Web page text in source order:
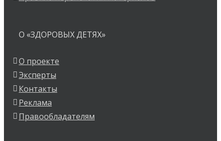
О «ЗДОРОВЫХ ДЕТЯХ»
О проекте
Эксперты
Контакты
Реклама
Правообладателям